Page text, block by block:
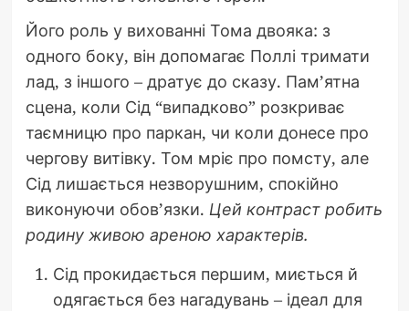
Його роль у вихованні Тома двояка: з
одного боку, він допомагає Поллі тримати
лад, з іншого – дратує до сказу. Пам’ятна
сцена, коли Сід “випадково” розкриває
таємницю про паркан, чи коли донесе про
чергову витівку. Том мріє про помсту, але
Сід лишається незворушним, спокійно
виконуючи обов’язки. Цей контраст робить
родину живою ареною характерів.
Сід прокидається першим, миється й
одягається без нагадувань – ідеал для